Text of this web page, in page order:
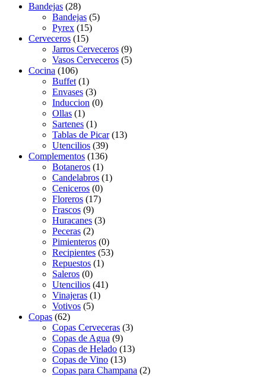
Bandejas (28)
Bandejas (5)
Pyrex (15)
Cerveceros (15)
Jarros Cerveceros (9)
Vasos Cerveceros (5)
Cocina (106)
Buffet (1)
Envases (3)
Induccion (0)
Ollas (1)
Sartenes (1)
Tablas de Picar (13)
Utencilios (39)
Complementos (136)
Botaneros (1)
Candelabros (1)
Ceniceros (0)
Floreros (17)
Frascos (9)
Huracanes (3)
Peceras (2)
Pimienteros (0)
Recipientes (53)
Repuestos (1)
Saleros (0)
Utencilios (41)
Vinajeras (1)
Votivos (5)
Copas (62)
Copas Cerveceras (3)
Copas de Agua (9)
Copas de Helado (13)
Copas de Vino (13)
Copas para Champana (2)